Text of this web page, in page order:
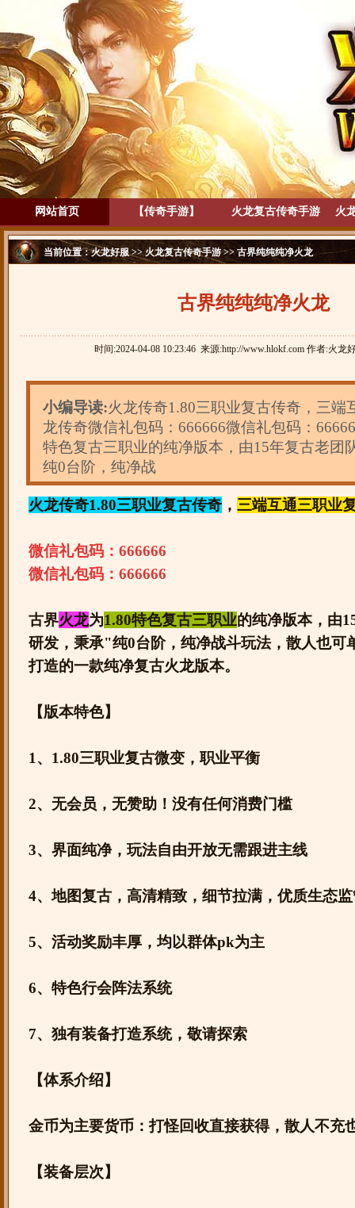
网站首页 【传奇手游】 火龙复古传奇手游 火
当前位置：火龙好服>>火龙复古传奇手游>> 古界纯纯纯净火龙
古界纯纯纯净火龙
时间:2024-04-08 10:23:46 来源:http://www.hlokf.com 作者:火龙
小编导读:火龙传奇1.80三职业复古传奇，三端
龙传奇微信礼包码：666666微信礼包码：
特色复古三职业的纯净版本，由15年复古老团
纯0台阶，纯净战
火龙传奇1.80三职业复古传奇， 三端互通三职业
微信礼包码：666666
微信礼包码：666666
古界火龙为1.80特色复古三职业的纯净版本，由
研发，秉承"纯0台阶，纯净战斗玩法，散人也可
打造的一款纯净复古火龙版本。
【版本特色】
1、1.80三职业复古微变，职业平衡
2、无会员，无赞助！没有任何消费门槛
3、界面纯净，玩法自由开放无需跟进主线
4、地图复古，高清精致，细节拉满，优质生态
5、活动奖励丰厚，均以群体pk为主
6、特色行会阵法系统
7、独有装备打造系统，敬请探索
【体系介绍】
金币为主要货币：打怪回收直接获得，散人不充
【装备层次】